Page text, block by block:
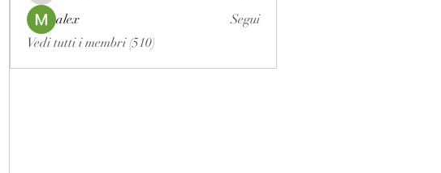
alex
Segui
Vedi tutti i membri (510)